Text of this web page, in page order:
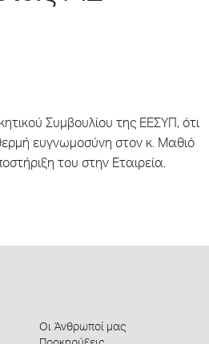
Συμβουλίου της ΕΕΣΥΠ, ότι
ευγνωμοσύνη στον κ. Μαθιό
του στην Εταιρεία.
Οι Άνθρωποί μας